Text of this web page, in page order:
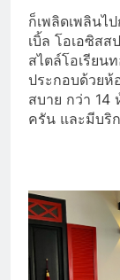
ก็เพลิดเพลินไ
เบิ้ล โอเอซิส
สไตล์โอเรียน
ประกอบด้วยห้
สบาย กว่า 14
ครัน และมีบริ